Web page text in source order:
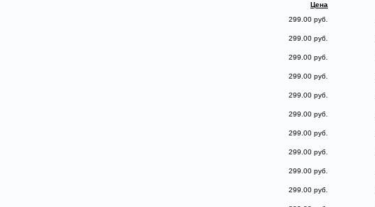
Цена
299.00 руб.
299.00 руб.
299.00 руб.
299.00 руб.
299.00 руб.
299.00 руб.
299.00 руб.
299.00 руб.
299.00 руб.
299.00 руб.